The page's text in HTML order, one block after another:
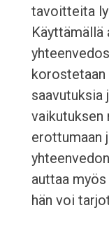
tavoitteita
korostetaan
saavutuksia
vaikutuksen
erottumaan
auttaa
hän voi